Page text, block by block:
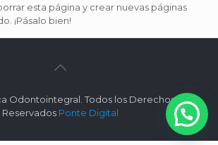
esta página y crear nuevas páginas
¡Pásalo bien!
Odontointegral. Todos los Derechos
Reservados Ponte Digital